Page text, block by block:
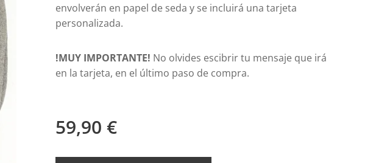
envolverán en papel de seda y se incluirá una tarjeta
personalizada.
!MUY IMPORTANTE! No olvides escibrir tu mensaje que irá
en la tarjeta, en el último paso de compra.
59,90 €